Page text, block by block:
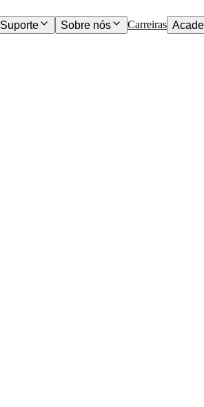
Suporte Sobre nós Carreiras